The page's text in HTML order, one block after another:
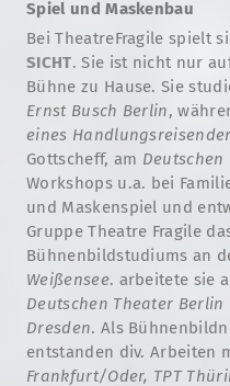
Spiel und Maskenbau
Bei TheatreFragile spielt
SICHT. Sie ist nicht nur
Bühne zu Hause. Sie
Ernst Busch Berlin,
eines
Gottscheff, am Deutschen
Workshops u.a. bei
und Maskenspiel und
Gruppe Theatre Fragile
Bühnenbildstudiums an
Weißensee. arbeitete sie
Deutschen Theater Berlin
Dresden. Als
entstanden div. Arbeiten
Frankfurt/Oder, TPT